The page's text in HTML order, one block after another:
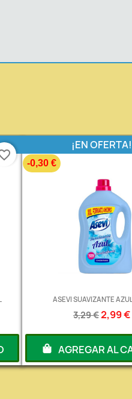
ASEVI SUAVIZANTE
3,29 €2,99 €
¡EN OFERTA!
-0,30 €
AGREGAR AL